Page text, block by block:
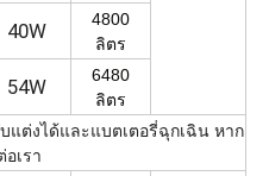
40W
4800
ลิตร
54W
6480
ลิตร
แต่งได้และแบตเตอรี่ฉุกเฉิน หาก
เรา